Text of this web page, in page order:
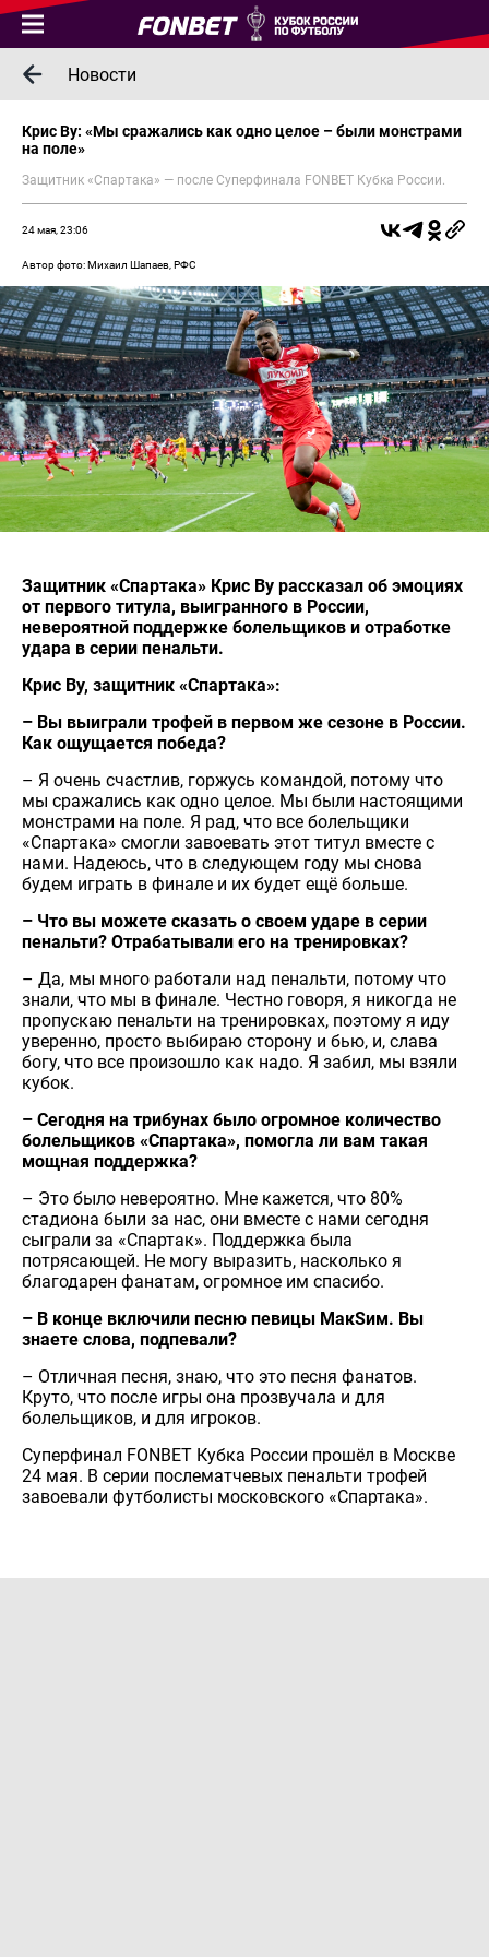
Новости
Крис Ву: «Мы сражались как одно целое – были монстрами
на поле»
Защитник «Спартака» — после Суперфинала FONBET Кубка России.
24 мая, 23:06
Автор фото: Михаил Шапаев, РФС
Защитник «Спартака» Крис Ву рассказал об эмоциях
от первого титула, выигранного в России,
невероятной поддержке болельщиков и отработке
удара в серии пенальти.
Крис Ву, защитник «Спартака»:
– Вы выиграли трофей в первом же сезоне в России.
Как ощущается победа?
– Я очень счастлив, горжусь командой, потому что
мы сражались как одно целое. Мы были настоящими
монстрами на поле. Я рад, что все болельщики
«Спартака» смогли завоевать этот титул вместе с
нами. Надеюсь, что в следующем году мы снова
будем играть в финале и их будет ещё больше.
– Что вы можете сказать о своем ударе в серии
пенальти? Отрабатывали его на тренировках?
– Да, мы много работали над пенальти, потому что
знали, что мы в финале. Честно говоря, я никогда не
пропускаю пенальти на тренировках, поэтому я иду
уверенно, просто выбираю сторону и бью, и, слава
богу, что все произошло как надо. Я забил, мы взяли
кубок.
– Сегодня на трибунах было огромное количество
болельщиков «Спартака», помогла ли вам такая
мощная поддержка?
– Это было невероятно. Мне кажется, что 80%
стадиона были за нас, они вместе с нами сегодня
сыграли за «Спартак». Поддержка была
потрясающей. Не могу выразить, насколько я
благодарен фанатам, огромное им спасибо.
– В конце включили песню певицы МакSим. Вы
знаете слова, подпевали?
– Отличная песня, знаю, что это песня фанатов.
Круто, что после игры она прозвучала и для
болельщиков, и для игроков.
Суперфинал FONBET Кубка России прошёл в Москве
24 мая. В серии послематчевых пенальти трофей
завоевали футболисты московского «Спартака».